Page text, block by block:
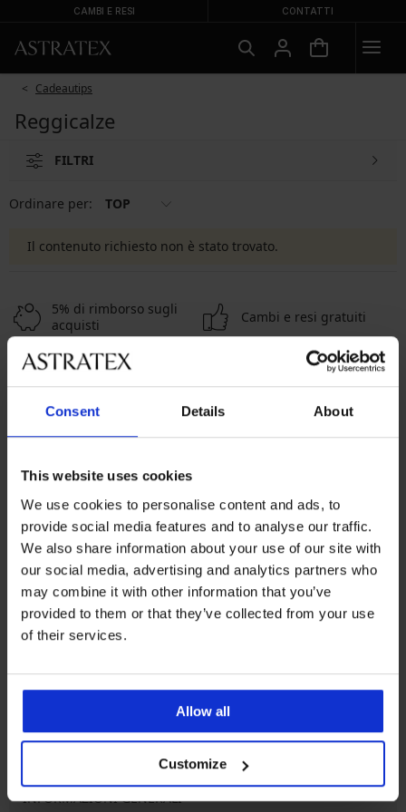
Consent Details About
This website uses cookies
We use cookies to personalise content and ads, to
provide social media features and to analyse our traffic.
We also share information about your use of our site with
our social media, advertising and analytics partners who
may combine it with other information that you’ve
provided to them or that they’ve collected from your use
of their services.
Allow all
Customize
CAMBI E RESI CONTATTI
Cadeautips
Reggicalze
FILTRI
Ordinare per: TOP
Il contenuto richiesto non è stato trovato.
5% di rimborso sugli
acquisti
Cambi e resi gratuiti
Spedizione e
pagamento
Nei giorni feriali dalle 8.00 alle 16.00
info@astratex.it
Newsletter
Non perdere nessuna promozione.
VOGLIO ISCRIVERMI
INFORMAZIONI GENERALI